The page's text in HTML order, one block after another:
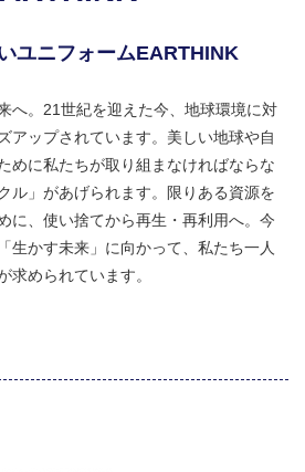
ユニフォームEARTHINK
へ。21世紀を迎えた今、地球環境に対
アップされています。美しい地球や自
めに私たちが取り組まなければならな
ル」があげられます。限りある資源を
に、使い捨てから再生・再利用へ。今
生かす未来」に向かって、私たち一人
求められています。